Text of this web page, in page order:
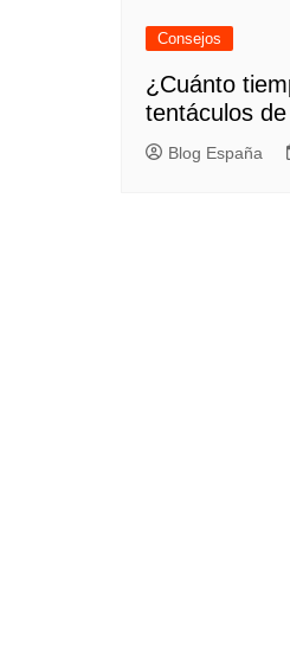
Consejos
¿Cuánto
tentáculos
Blog España